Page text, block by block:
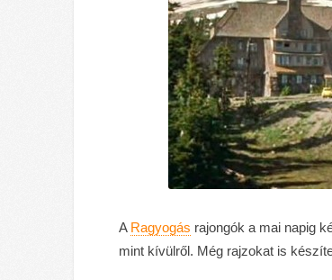
A Ragyogás rajongók a mai napig
mint kívülről. Még rajzokat is